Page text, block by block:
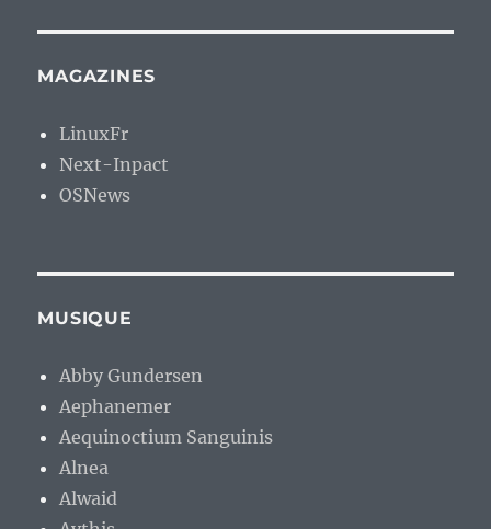
MAGAZINES
LinuxFr
Next-Inpact
OSNews
MUSIQUE
Abby Gundersen
Aephanemer
Aequinoctium Sanguinis
Alnea
Alwaid